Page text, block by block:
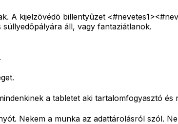
A kijelzõvédõ billentyûzet <#nevetes1>
áll, vagy fantaziátlanok.
a tabletet aki tartalomfogyasztó
Nekem a munka az adattárolásról szól.